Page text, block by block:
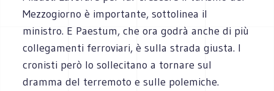
Mezzogiorno è importante, sottolinea il
ministro. E Paestum, che ora godrà anche di più
collegamenti ferroviari, è sulla strada giusta. I
cronisti però lo sollecitano a tornare sul
dramma del terremoto e sulle polemiche.